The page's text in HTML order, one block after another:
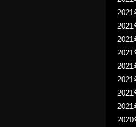
2021
2021
2021
2021
2021
2021
2021
2021
2020